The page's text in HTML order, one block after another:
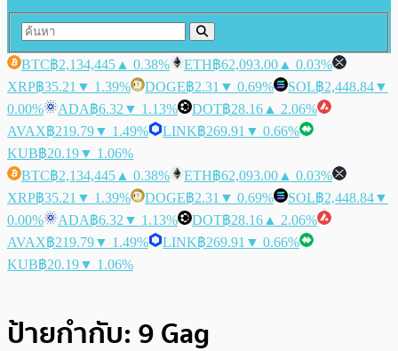
BTC฿2,134,445 ▲ 0.38% ETH฿62,093.00 ▲ 0.03%
XRP฿35.21 ▼ 1.39% DOGE฿2.31 ▼ 0.69% SOL฿2,448.84▼
0.00%
ADA฿6.32 ▼ 1.13% DOT฿28.16 ▲ 2.06%
AVAX฿219.79▼ 1.49% LINK฿269.91 ▼ 0.66%
KUB฿20.19▼ 1.06%
BTC฿2,134,445 ▲ 0.38% ETH฿62,093.00 ▲ 0.03%
XRP฿35.21 ▼ 1.39% DOGE฿2.31 ▼ 0.69% SOL฿2,448.84▼
0.00%
ADA฿6.32 ▼ 1.13% DOT฿28.16 ▲ 2.06%
AVAX฿219.79▼ 1.49% LINK฿269.91 ▼ 0.66%
KUB฿20.19▼ 1.06%
ป้ายกำกับ: 9 Gag